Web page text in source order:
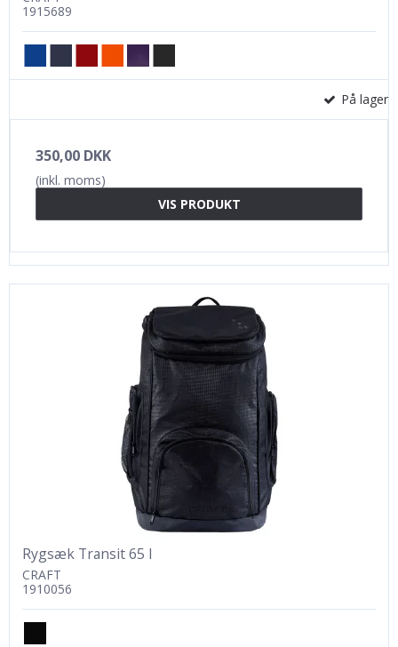
1915689
På lager
350,00 DKK
(inkl. moms)
VIS PRODUKT
Rygsæk Transit 65 l
CRAFT
1910056